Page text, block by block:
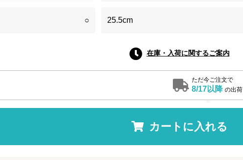
○ 25.5cm
在庫・入荷に関するご案内
ただ今ご注文で
8/17以降 の出荷
カートに入れる